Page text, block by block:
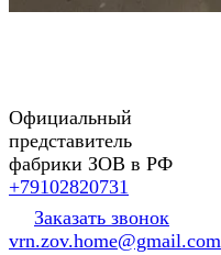
Официальный
представитель
фабрики ЗОВ в РФ
+79102820731
Заказать звонок
vrn.zov.home@gmail.com